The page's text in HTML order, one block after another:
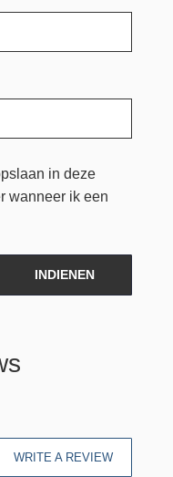
in deze
wanneer ik een
INDIENEN
WRITE A REVIEW